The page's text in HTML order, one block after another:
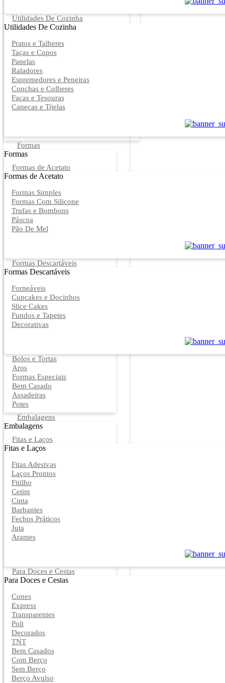
Utilidades De Cozinha
Utilidades De Cozinha
Pratos e Talheres
Taças e Copos
Panelas
Raladores
Espremedores e Peneiras
Conchas e Colheres
Facas e Tesouras
Canecas e Tijelas
Formas
Formas
Formas de Acetato
Formas de Acetato
Formas Simples
Formas Com Silicone
Trufas e Bombons
Páscoa
Pão De Mel
Formas Descartáveis
Formas Descartáveis
Forneáveis
Cupcakes e Docinhos
Slice Cakes
Fundos e Tapetes
Decorativas
Bolos e Tortas
Aros
Formas Especiais
Bem Casado
Assadeiras
Potes
Embalagens
Embalagens
Fitas e Laços
Fitas e Laços
Fitas Adesivas
Laços Prontos
Fitilho
Cetim
Cinta
Barbantes
Fechos Práticos
Juta
Arames
Para Doces e Cestas
Para Doces e Cestas
Cones
Express
Transparentes
Poli
Decorados
TNT
Bem Casados
Com Berço
Sem Berço
Berço Avulso